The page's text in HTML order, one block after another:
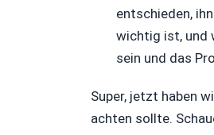
entschieden,
wichtig ist, und
sein und das
Super, jetzt haben
achten sollte.